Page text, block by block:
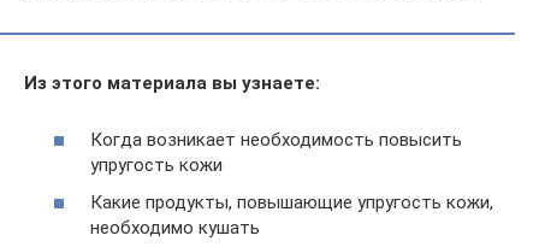
Из этого материала вы узнаете:
Когда возникает необходимость повысить
упругость кожи
Какие продукты, повышающие упругость кожи,
необходимо кушать